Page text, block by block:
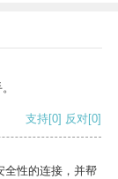
支持[0] 反对[0]
全性的连接，并帮